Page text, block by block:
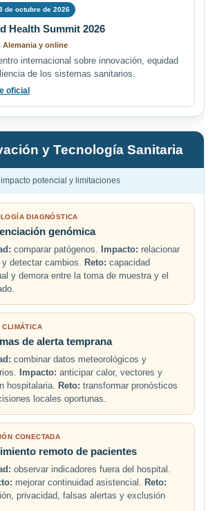
de octubre de 2026
Health Summit 2026
Alemania y online
internacional sobre innovación, equidad
de los sistemas sanitarios.
oficial
y Tecnología Sanitaria
potencial y limitaciones
DIAGNÓSTICA
genómica
comparar patógenos. Impacto: relacionar
detectar cambios. Reto: capacidad
y demora entre la toma de muestra y el
CLIMÁTICA
de alerta temprana
combinar datos meteorológicos y
Impacto: anticipar calor, vectores y
hospitalaria. Reto: transformar pronósticos
locales oportunas.
CONECTADA
remoto de pacientes
observar indicadores fuera del hospital.
mejorar continuidad asistencial. Reto:
privacidad, falsas alertas y exclusión